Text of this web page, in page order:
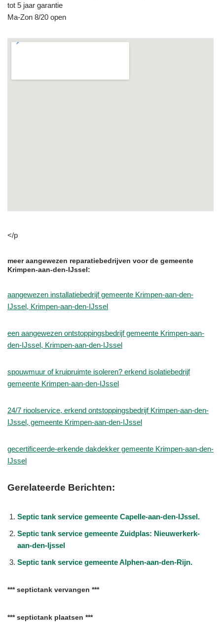
tot 5 jaar garantie
Ma-Zon 8/20 open
</p
meer aangewezen reparatiebedrijven voor de gemeente
Krimpen-aan-den-IJssel:
aangewezen installatiebedrijf gemeente Krimpen-aan-den-
IJssel, Krimpen-aan-den-IJssel
een aangewezen ontstoppingsbedrijf gemeente Krimpen-aan-
den-IJssel, Krimpen-aan-den-IJssel
spouwmuur of kruipruimte isoleren? erkend isolatiebedrijf
gemeente Krimpen-aan-den-IJssel
24/7 rioolservice, erkend ontstoppingsbedrijf Krimpen-aan-den-
IJssel, gemeente Krimpen-aan-den-IJssel
gecertificeerde-erkende dakdekker gemeente Krimpen-aan-den-
IJssel
Gerelateerde Berichten:
Septic tank service gemeente Capelle-aan-den-IJssel.
Septic tank service gemeente Zuidplas: Nieuwerkerk-
aan-den-Ijssel
Septic tank service gemeente Alphen-aan-den-Rijn.
*** septictank vervangen ***
*** septictank plaatsen ***